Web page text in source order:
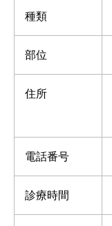
種類
部位
住所
電話番号
診療時間